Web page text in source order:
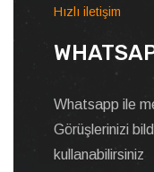
Hızlı iletişim
Whatsapp ile
Görüşlerinizi
kullanabilirsiniz